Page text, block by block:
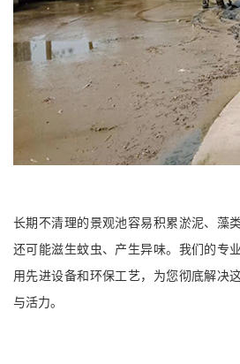
长期不清理的景观池容易积累淤泥、藻
还可能滋生蚊虫、产生异味。我们的专
用先进设备和环保工艺，为您彻底解决
与活力。